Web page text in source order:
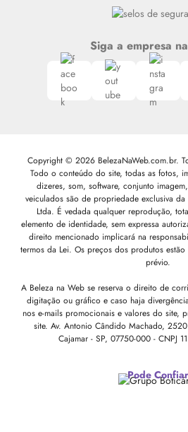
Siga a empresa
Copyright © 2026 BelezaNaWeb.com.br.
Todo o conteúdo do site, todas as fotos,
dizeres, som, software, conjunto
veiculados são de propriedade exclusiva
Ltda. É vedada qualquer reprodução,
elemento de identidade, sem expressa
direito mencionado implicará na
termos da Lei. Os preços dos produtos estão
prévio.
A Beleza na Web se reserva o direito de
digitação ou gráfico e caso haja
nos e-mails promocionais e valores do site,
site. Av. Antonio Cândido Machado,
Cajamar - SP, 07750-000 - CNPJ
Pode Confiar